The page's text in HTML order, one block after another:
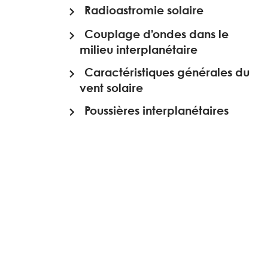
Radioastromie solaire
Couplage d’ondes dans le
milieu interplanétaire
Caractéristiques générales du
vent solaire
Poussières interplanétaires